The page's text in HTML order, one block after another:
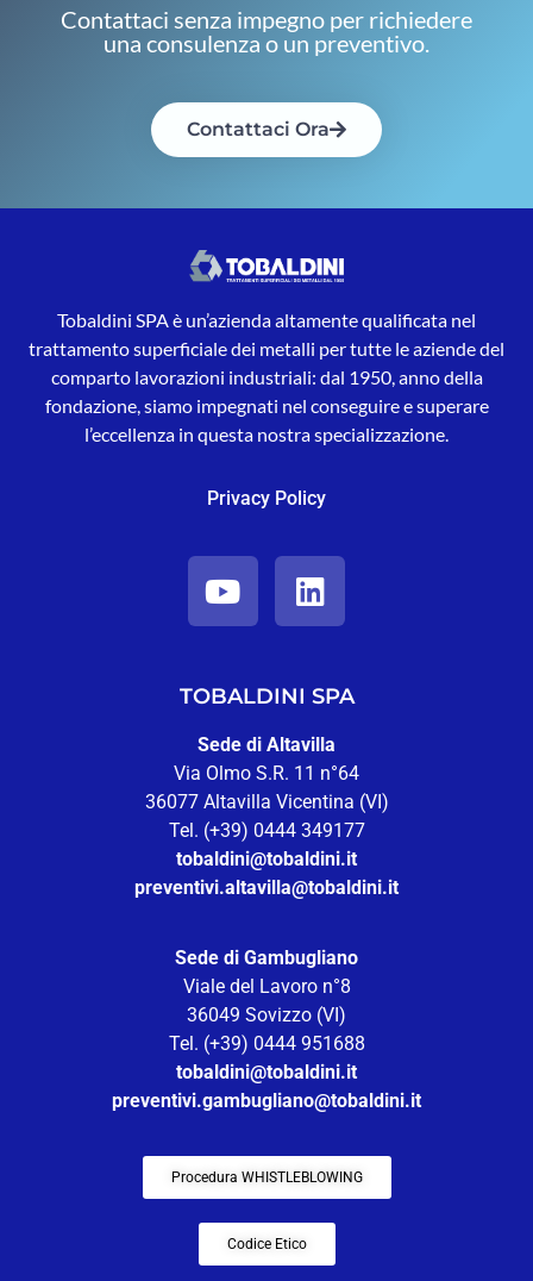
Contattaci senza impegno per richiedere
una consulenza o un preventivo.
Contattaci Ora
Tobaldini SPA è un’azienda altamente qualificata nel
trattamento superficiale dei metalli per tutte le aziende del
comparto lavorazioni industriali: dal 1950, anno della
fondazione, siamo impegnati nel conseguire e superare
l’eccellenza in questa nostra specializzazione.
Privacy Policy
TOBALDINI SPA
Sede di Altavilla
Via Olmo S.R. 11 n°64
36077 Altavilla Vicentina (VI)
Tel. (+39) 0444 349177
tobaldini@tobaldini.it
preventivi.altavilla@tobaldini.it
Sede di Gambugliano
Viale del Lavoro n°8
36049 Sovizzo (VI)
Tel. (+39) 0444 951688
tobaldini@tobaldini.it
preventivi.gambugliano@tobaldini.it
Procedura WHISTLEBLOWING
Codice Etico